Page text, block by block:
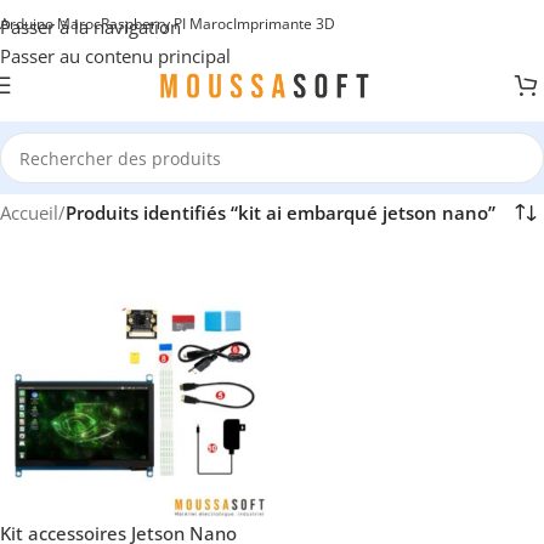
Passer à la navigation
Passer au contenu principal
Arduino MarocRaspberry PI MarocImprimante 3D
Accueil/Produits identifiés “kit ai embarqué jetson nano”
Kit accessoires Jetson Nano